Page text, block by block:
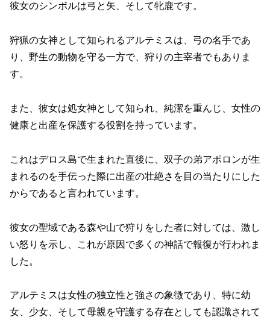
彼女のシンボルは弓と矢、そして牝鹿です。
狩猟の女神として知られるアルテミスは、弓の名手であ
り、野生の動物を守る一方で、狩りの主宰者でもありま
す。
また、彼女は処女神として知られ、純潔を重んじ、女性の
健康と出産を保護する役割を持っています。
これはデロス島で生まれた直後に、双子の弟アポロンが生
まれるのを手伝った際に出産の壮絶さを目の当たりにした
からであると言われています。
彼女の聖域である森や山で狩りをした者に対しては、激し
い怒りを示し、これが原因で多くの神話で報復が行われま
した。
アルテミスは女性の独立性と強さの象徴であり、特に幼
女、少女、そして母親を守護する存在としても認識されて